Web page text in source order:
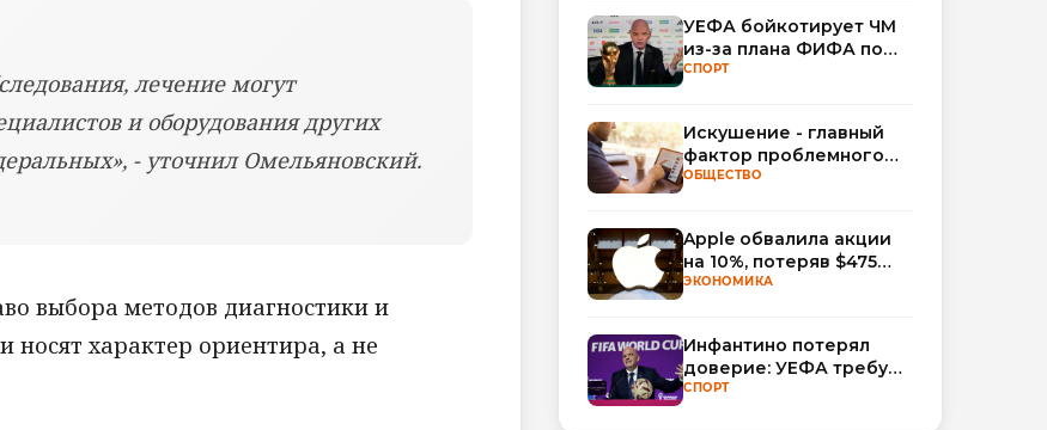
лечение могут
и оборудования других
- уточнил Омельяновский.
выбора методов диагностики и
носят характер ориентира, а не
УЕФА бойкотирует ЧМ
из-за плана ФИФА по
привлечению частных
СПОРТ
Искушение - главный
фактор проблемного
использования
ОБЩЕСТВО
Apple обвалила акции
на 10%, потеряв $475
млрд капитализации
ЭКОНОМИКА
Инфантино потерял
доверие: УЕФА требует
смены руководства
СПОРТ